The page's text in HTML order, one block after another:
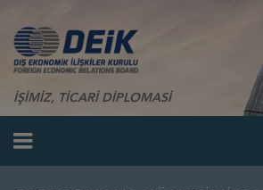
İŞİMİZ, TİCARİ DİPLOMASİ